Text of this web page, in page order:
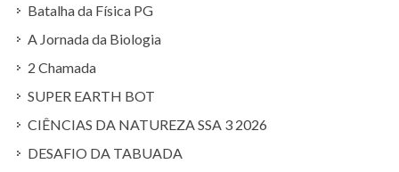
Batalha da Física PG
A Jornada da Biologia
2 Chamada
SUPER EARTH BOT
CIÊNCIAS DA NATUREZA SSA 3 2026
DESAFIO DA TABUADA